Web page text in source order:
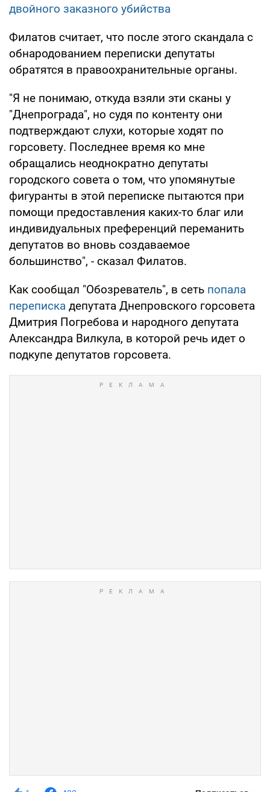
двойного заказного убийства
Филатов считает, что после этого скандала с
обнародованием переписки депутаты
обратятся в правоохранительные органы.
"Я не понимаю, откуда взяли эти сканы у
"Днепрограда", но судя по контенту они
подтверждают слухи, которые ходят по
горсовету. Последнее время ко мне
обращались неоднократно депутаты
городского совета о том, что упомянутые
фигуранты в этой переписке пытаются при
помощи предоставления каких-то благ или
индивидуальных преференций переманить
депутатов во вновь создаваемое
большинство", - сказал Филатов.
Как сообщал "Обозреватель", в сеть попала
переписка депутата Днепровского горсовета
Дмитрия Погребова и народного депутата
Александра Вилкула, в которой речь идет о
подкупе депутатов горсовета.